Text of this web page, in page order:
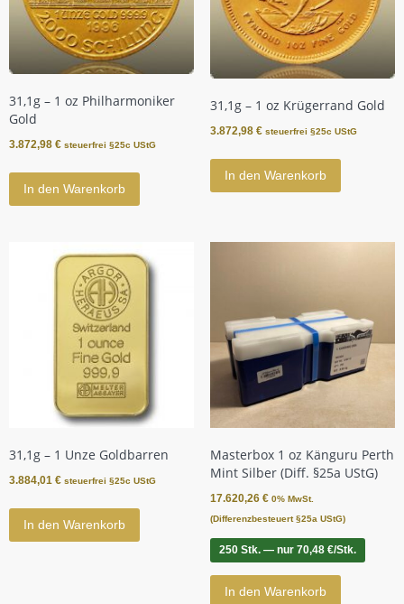
31,1g – 1 oz Philharmoniker
Gold
3.872,98 € steuerfrei §25c UStG
In den Warenkorb
31,1g – 1 oz Krügerrand Gold
3.872,98 € steuerfrei §25c UStG
In den Warenkorb
31,1g – 1 Unze Goldbarren
3.884,01 € steuerfrei §25c UStG
In den Warenkorb
Masterbox 1 oz Känguru Perth
Mint Silber (Diff. §25a UStG)
17.620,26 € 0% MwSt.
(Differenzbesteuert §25a UStG)
250 Stk. — nur 70,48 €/Stk.
In den Warenkorb